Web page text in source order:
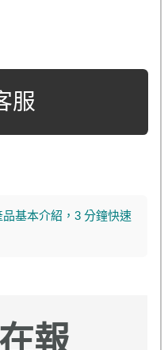
服
基本介紹，3 分鐘快速
報